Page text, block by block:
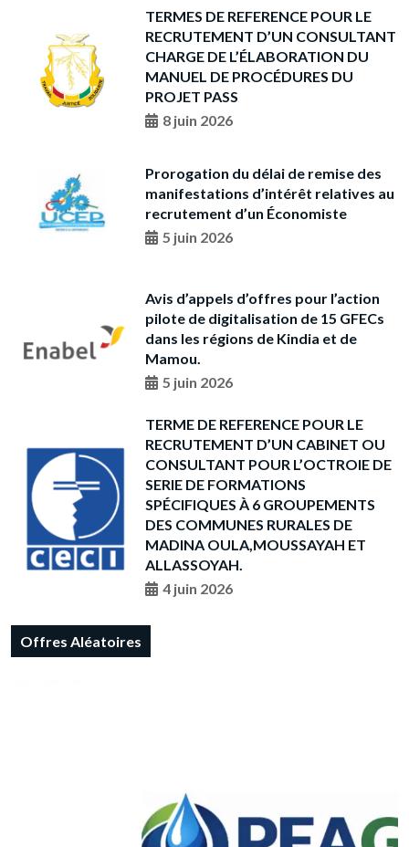
TERMES DE REFERENCE POUR LE
RECRUTEMENT D’UN CONSULTANT
CHARGE DE L’ÉLABORATION DU
MANUEL DE PROCÉDURES DU
PROJET PASS
8 juin 2026
Prorogation du délai de remise des
manifestations d’intérêt relatives au
recrutement d’un Économiste
5 juin 2026
Avis d’appels d’offres pour l’action
pilote de digitalisation de 15 GFECs
dans les régions de Kindia et de
Mamou.
5 juin 2026
TERME DE REFERENCE POUR LE
RECRUTEMENT D’UN CABINET OU
CONSULTANT POUR L’OCTROIE DE
SERIE DE FORMATIONS
SPÉCIFIQUES À 6 GROUPEMENTS
DES COMMUNES RURALES DE
MADINA OULA,MOUSSAYAH ET
ALLASSOYAH.
4 juin 2026
Offres Aléatoires